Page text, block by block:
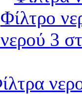
Φίλτρο
3